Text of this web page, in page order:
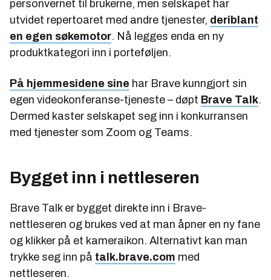
personvernet til brukerne, men selskapet har
utvidet repertoaret med andre tjenester, deriblant
en egen søkemotor. Nå legges enda en ny
produktkategori inn i porteføljen.
På hjemmesidene sine har Brave kunngjort sin
egen videokonferanse-tjeneste – døpt Brave Talk.
Dermed kaster selskapet seg inn i konkurransen
med tjenester som Zoom og Teams.
Bygget inn i nettleseren
Brave Talk er bygget direkte inn i Brave-
nettleseren og brukes ved at man åpner en ny fane
og klikker på et kameraikon. Alternativt kan man
trykke seg inn på talk.brave.com med
nettleseren.